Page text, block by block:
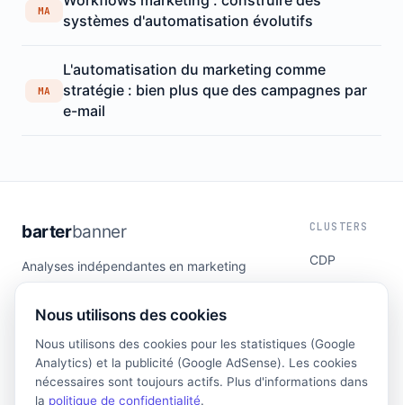
Nous utilisons des cookies
Nous utilisons des cookies pour les statistiques (Google
Analytics) et la publicité (Google AdSense). Les cookies
nécessaires sont toujours actifs. Plus d'informations dans
la politique de confidentialité.
MA
systèmes d'automatisation évolutifs
MA
L'automatisation du marketing comme
stratégie : bien plus que des campagnes par
e-mail
barterbanner
Analyses indépendantes en marketing
technology pour les marchés francophones.
Sans marketing fournisseur, uniquement du
CLUSTERS
CDP
DSP
Automation
Retail Media